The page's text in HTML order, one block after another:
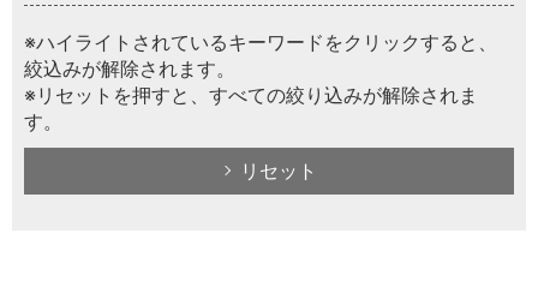
※ハイライトされているキーワードをクリックすると、
絞込みが解除されます。
※リセットを押すと、すべての絞り込みが解除されま
す。
リセット